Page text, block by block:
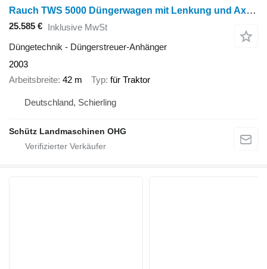
Rauch TWS 5000 Düngerwagen mit Lenkung und Axera H-EMC Anbaustreuer
25.585 € Inklusive MwSt
Düngetechnik - Düngerstreuer-Anhänger
2003
Arbeitsbreite 42 m Typ für Traktor
Deutschland, Schierling
Schütz Landmaschinen OHG